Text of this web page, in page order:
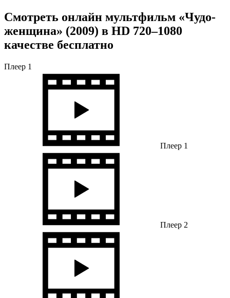
Смотреть онлайн мультфильм «Чудо-
женщина» (2009) в HD 720–1080
качестве бесплатно
Плеер 1
Плеер 1
Плеер 2